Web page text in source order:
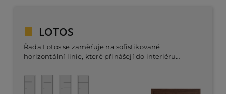
LOTOS
Řada Lotos se zaměřuje na sofistikované
horizontální linie, které přinášejí do interiéru
tak, aby zaujaly svou čistotou a elegancí, což je